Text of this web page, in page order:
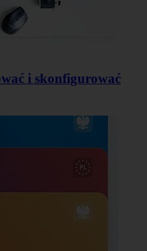
i skonfigurować